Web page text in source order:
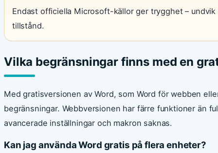
Endast officiella Microsoft-källor ger trygghet –
tillstånd.
Vilka begränsningar finns med en
Med gratisversionen av Word, som Word för webben
begränsningar. Webbversionen har färre funktioner än
avancerade inställningar och makron saknas.
Kan jag använda Word gratis på flera enheter?